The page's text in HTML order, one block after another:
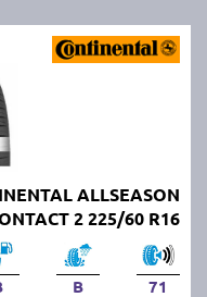
ALLSEASON
2 225/60 R16
B 71